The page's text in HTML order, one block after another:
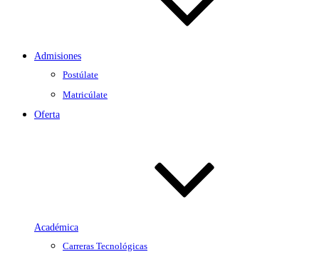
Admisiones
Postúlate
Matricúlate
Oferta
Académica
Carreras Tecnológicas